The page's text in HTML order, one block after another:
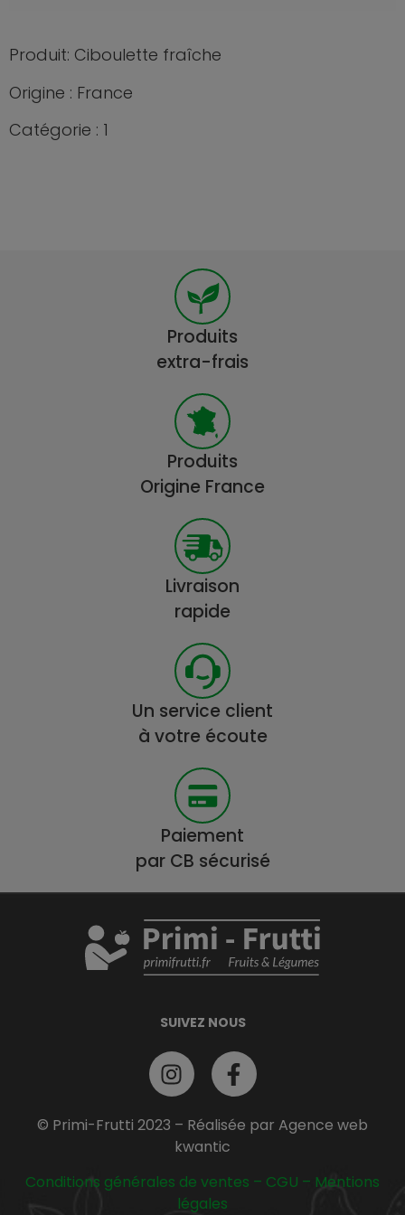
Produit: Ciboulette fraîche
Origine : France
Catégorie : 1
Produits
extra-frais
Produits
Origine France
Livraison
rapide
Un service client
à votre écoute
Paiement
par CB sécurisé
SUIVEZ NOUS
© Primi-Frutti 2023 – Réalisée par Agence web
kwantic
Conditions générales de ventes – CGU – Mentions
légales